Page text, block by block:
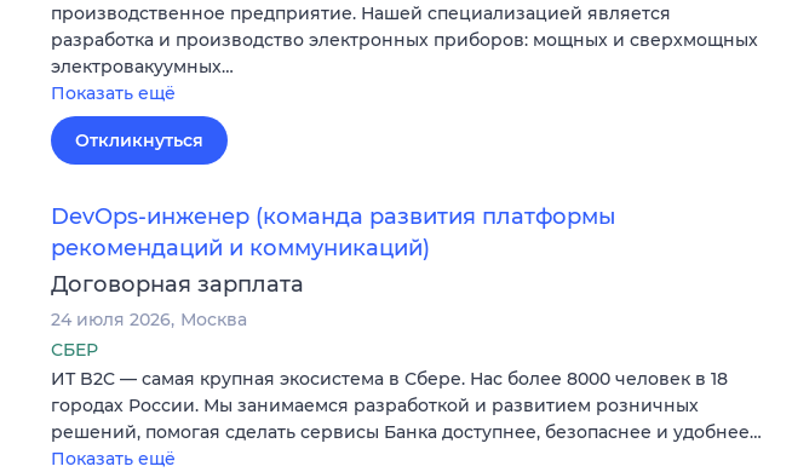
производственное предприятие. Нашей специализацией является
разработка и производство электронных приборов: мощных и сверхмощных
электровакуумных…
Показать ещё
Откликнуться
DevOps-инженер (команда развития платформы
рекомендаций и коммуникаций)
Договорная зарплата
24 июля 2026 Москва
СБЕР
ИТ B2C — самая крупная экосистема в Сбере. Нас более 8000 человек в 18
городах России. Мы занимаемся разработкой и развитием розничных
решений, помогая сделать сервисы Банка доступнее, безопаснее и удобнее…
Показать ещё